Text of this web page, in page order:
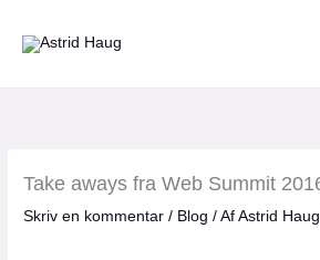
Take aways fra Web Summit
Skriv en kommentar / Blog / AfAstrid